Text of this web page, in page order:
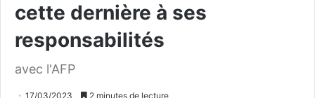
cette dernière à ses
responsabilités
avec l'AFP
17/03/2023 2 minutes de lecture